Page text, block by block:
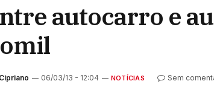
autocarro e
06/03/13 - 12:04 NOTÍCIAS Sem